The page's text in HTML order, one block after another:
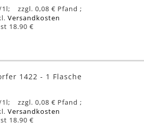
0,08 €
Versandkosten
18.90 €
1422 - 1 Flasche
0,08 €
Versandkosten
18.90 €